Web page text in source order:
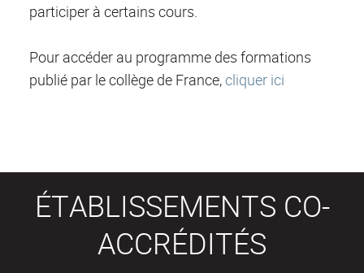
participer à certains cours.
Pour accéder au programme des formations
publié par le collège de France,cliquer ici
ÉTABLISSEMENTS CO-
ACCRÉDITÉS